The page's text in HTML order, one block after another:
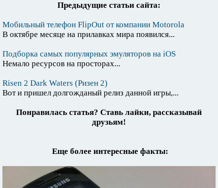
Предыдущие статьи сайта:
Мобильный телефон FlipOut от компании Motorola
В октябре месяце на прилавках мира появился...
Подборка самых популярных эмуляторов на iOS
Немало ресурсов на просторах...
Risen 2 Dark Waters (Ризен 2)
Вот и пришел долгожданый релиз данной игры,...
Понравилась статья? Ставь лайки, рассказывай
друзьям!
Еще более интересные факты: